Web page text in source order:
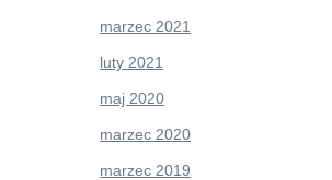
marzec 2021
luty 2021
maj 2020
marzec 2020
marzec 2019